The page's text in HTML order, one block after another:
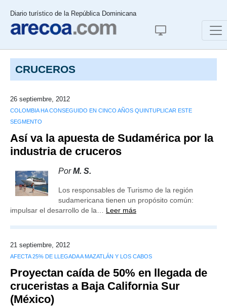
Diario turístico de la República Dominicana
CRUCEROS
26 septiembre, 2012
COLOMBIA HA CONSEGUIDO EN CINCO AÑOS QUINTUPLICAR ESTE
SEGMENTO
Así va la apuesta de Sudamérica por la
industria de cruceros
PorM. S.
Los responsables de Turismo de la región
sudamericana tienen un propósito común:
impulsar el desarrollo de la… Leer más
21 septiembre, 2012
AFECTA 25% DE LLEGADA A MAZATLÁN Y LOS CABOS
Proyectan caída de 50% en llegada de
cruceristas a Baja California Sur
(México)